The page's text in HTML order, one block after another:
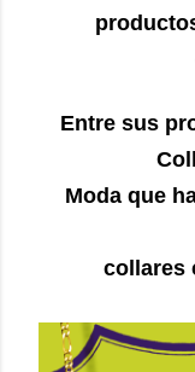
Entre sus
Moda que
collares